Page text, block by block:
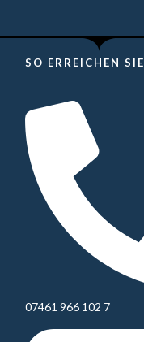
SO ERREICHEN
07461 966 102 7